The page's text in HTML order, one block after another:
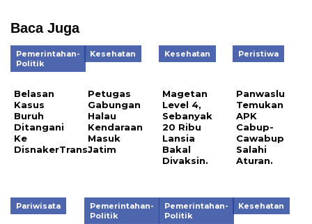
Baca Juga
Pemerintahan-
Politik
Belasan
Kasus
Buruh
Ditangani
Ke
DisnakerTrans.
Kesehatan
Petugas
Gabungan
Halau
Kendaraan
Masuk
Jatim
Kesehatan
Magetan
Level 4,
Sebanyak
20 Ribu
Lansia
Bakal
Divaksin.
Peristiwa
Panwaslu
Temukan
APK
Cabup-
Cawabup
Salahi
Aturan.
Pariwisata
Pemerintahan-
Politik
Pemerintahan-
Politik
Kesehatan